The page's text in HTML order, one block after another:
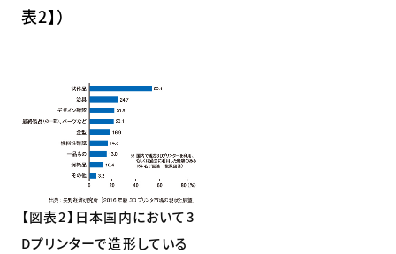
表2】）
【図表2】日本国内において3
Dプリンターで造形している